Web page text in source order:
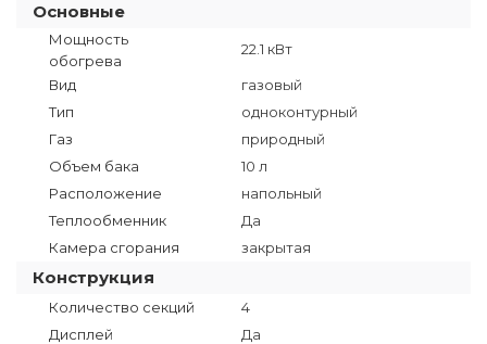
Основные
Мощность
обогрева
22.1 кВт
Вид
газовый
Тип
одноконтурный
Газ
природный
Объем бака
10 л
Расположение
напольный
Теплообменник
Да
Камера сгорания
закрытая
Конструкция
Количество секций
4
Дисплей
Да